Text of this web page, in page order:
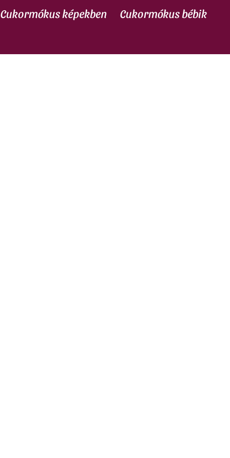
Cukormókus képekben Cukormókus bébik